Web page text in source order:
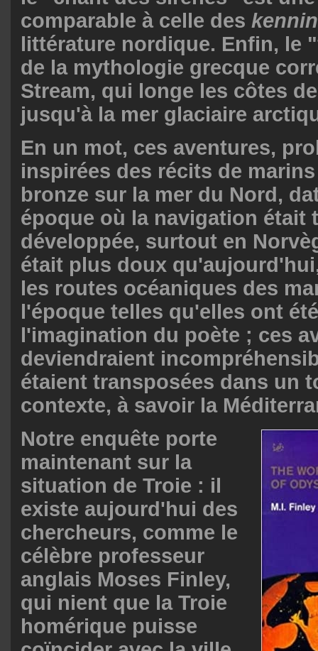
comparable à celle des
littérature nordique. Enfin, le
de la mythologie grecque
Stream, qui longe les côtes
jusqu'à la mer glaciaire
En un mot, ces aventures,
inspirées des récits de
bronze sur la mer du Nord,
époque où la navigation était
développée, surtout en
était plus doux
les routes océaniques des
l'époque telles qu'elles ont
l'imagination du poète ; ces
deviendraient
étaient transposées dans un
contexte, à savoir la
Notre enquête porte
maintenant sur la
situation de Troie : il
existe aujourd'hui des
chercheurs, comme le
célèbre professeur
anglais Moses Finley,
qui nient que la Troie
homérique puisse